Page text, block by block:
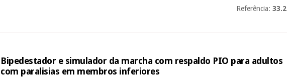
Referência: 33.2
Bipedestador e simulador da marcha com respaldo PIO para adultos
com paralisias em membros inferiores